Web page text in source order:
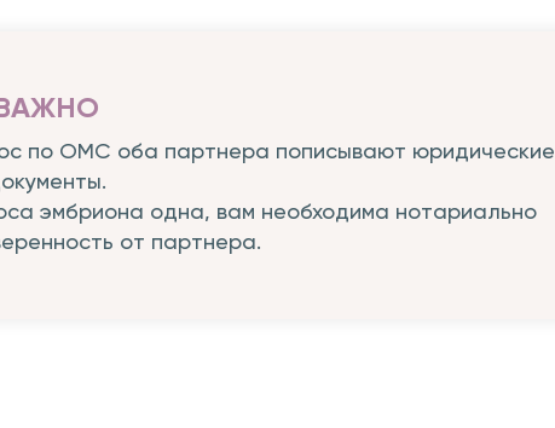
ВАЖНО
по ОМС оба партнера пописывают юридические
эмбриона одна, вам необходима нотариально
от партнера.